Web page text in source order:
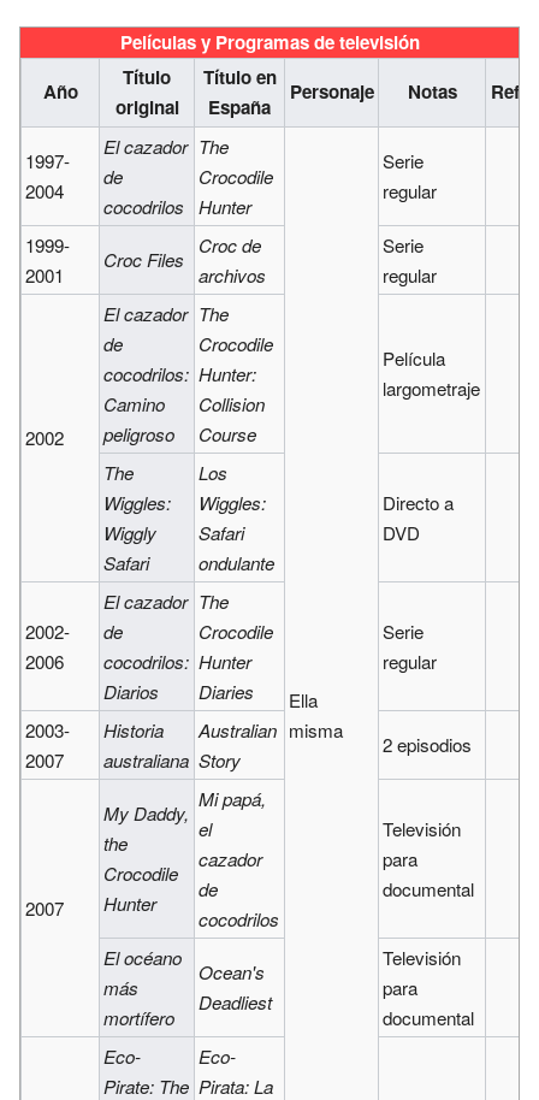
Películas y Programas de televisión
Año
Título
original
Título en
España
Personaje Notas
1997-
2004
El cazador
de
cocodrilos
The
Crocodile
Hunter
Ella
misma
Serie
regular
1999-
2001
Croc Files
Croc de
archivos
Serie
regular
2002
El cazador
de
cocodrilos:
Camino
peligroso
The
Crocodile
Hunter:
Collision
Course
Película
largometraje
The
Wiggles:
Wiggly
Safari
Los
Wiggles:
Safari
ondulante
Directo a
DVD
2002-
2006
El cazador
de
cocodrilos:
Diarios
The
Crocodile
Hunter
Diaries
Serie
regular
2003-
2007
Historia
australiana
Australian
Story
2 episodios
2007
My Daddy,
the
Crocodile
Hunter
Mi papá,
el
cazador
de
cocodrilos
Televisión
para
documental
El océano
más
mortífero
Ocean's
Deadliest
Televisión
para
documental
Eco-
Pirate: The
Eco-
Pirata: La